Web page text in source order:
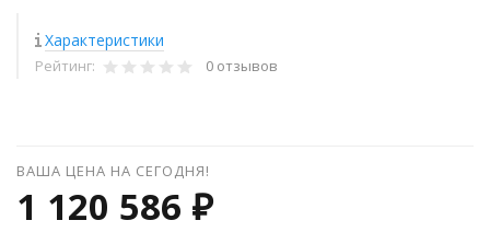
Характеристики
Рейтинг: 0 отзывов
ВАША ЦЕНА НА СЕГОДНЯ!
1 120 586 ₽